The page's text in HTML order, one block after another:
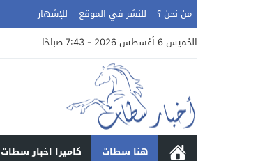
من نحن ؟ للنشر في الموقع
للإشهار
الخميس 6 أغسطس 2026 - 7:43 صباحًا
هنا سطات كاميرا اخبار سطات